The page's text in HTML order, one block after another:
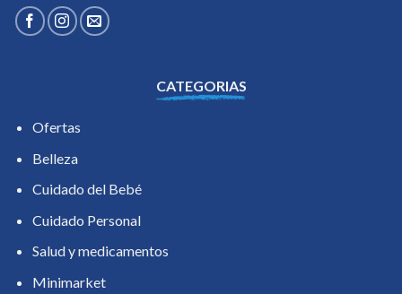
CATEGORIAS
Ofertas
Belleza
Cuidado del Bebé
Cuidado Personal
Salud y medicamentos
Minimarket